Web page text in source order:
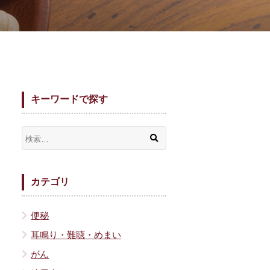
キーワードで探す
カテゴリ
便秘
耳鳴り・難聴・めまい
がん